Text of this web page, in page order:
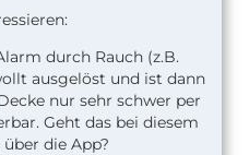
durch Rauch (z.B.
ausgelöst und ist dann
nur sehr schwer per
Geht das bei diesem
die App?